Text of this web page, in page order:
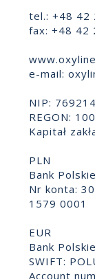
tel.: +48 42
fax: +48 42
e-mail:
NIP:
REGON:
Kapitał
PLN
Bank
Nr konta:
1579 0001
EUR
Bank
SWIFT:
Account